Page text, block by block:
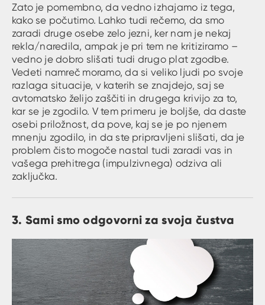
Zato je pomembno, da vedno izhajamo iz tega,
kako se počutimo. Lahko tudi rečemo, da smo
zaradi druge osebe zelo jezni, ker nam je nekaj
rekla/naredila, ampak je pri tem ne kritiziramo –
vedno je dobro slišati tudi drugo plat zgodbe.
Vedeti namreč moramo, da si veliko ljudi po svoje
razlaga situacije, v katerih se znajdejo, saj se
avtomatsko želijo zaščiti in drugega krivijo za to,
kar se je zgodilo. V tem primeru je boljše, da daste
osebi priložnost, da pove, kaj se je po njenem
mnenju zgodilo, in da ste pripravljeni slišati, da je
problem čisto mogoče nastal tudi zaradi vas in
vašega prehitrega (impulzivnega) odziva ali
zaključka.
3. Sami smo odgovorni za svoja čustva